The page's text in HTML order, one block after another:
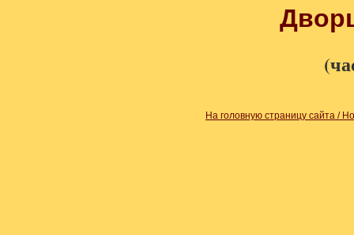
На головную страницу сайта /